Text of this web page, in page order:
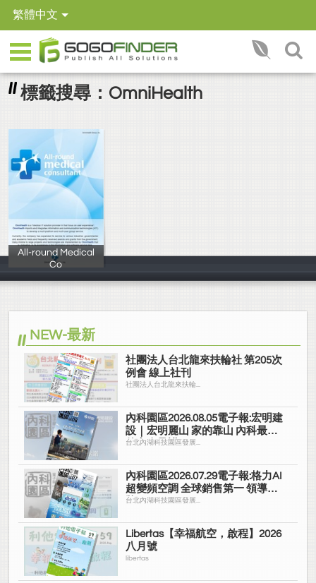
繁體中文
標籤搜尋：OmniHealth
All-round Medical
Co
OmniHealth Gro
NEW-最新
社團法人台北龍來扶輪社 第205次
例會 線上社刊
社團法人台北龍來扶輪...
內科園區2026.08.05電子報:宏明建
設｜宏明麗山 家的靠山 內科最高
的安全承諾
台北內湖科技園區發展...
內科園區2026.07.29電子報:格力AI
超變頻空調 全球銷售第一 領導品
牌
台北內湖科技園區發展...
Libertas【幸福航空，啟程】2026
八月號
libertas